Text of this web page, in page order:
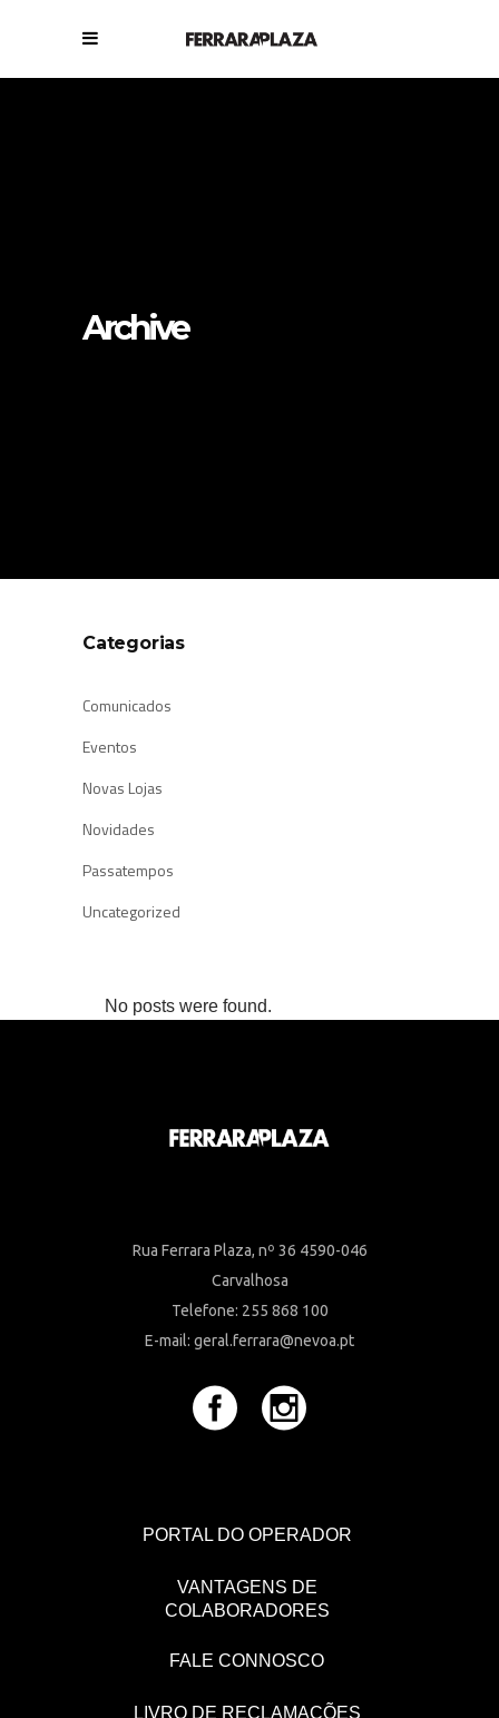
Archive
Categorias
Comunicados
Eventos
Novas Lojas
Novidades
Passatempos
Uncategorized
No posts were found.
Rua Ferrara Plaza, nº 36 4590-046
Carvalhosa
Telefone: 255 868 100
E-mail: geral.ferrara@nevoa.pt
PORTAL DO OPERADOR
VANTAGENS DE
COLABORADORES
FALE CONNOSCO
LIVRO DE RECLAMAÇÕES